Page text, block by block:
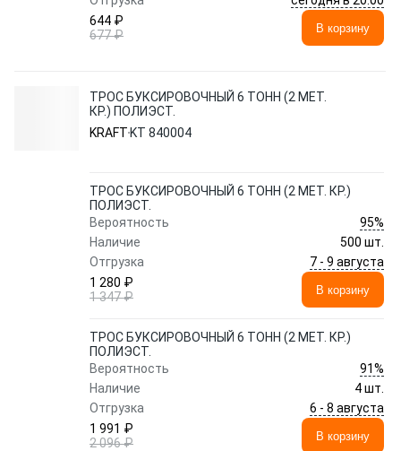
644 ₽
677 ₽
В корзину
ТРОС БУКСИРОВОЧНЫЙ 6 ТОНН (2 МЕТ.
КР.) ПОЛИЭСТ.
KRAFT KT 840004
ТРОС БУКСИРОВОЧНЫЙ 6 ТОНН (2 МЕТ. КР.)
ПОЛИЭСТ.
Вероятность
95%
Наличие
500 шт.
Отгрузка
7 - 9 августа
1 280 ₽
1 347 ₽
В корзину
ТРОС БУКСИРОВОЧНЫЙ 6 ТОНН (2 МЕТ. КР.)
ПОЛИЭСТ.
Вероятность
91%
Наличие
4 шт.
Отгрузка
6 - 8 августа
1 991 ₽
2 096 ₽
В корзину